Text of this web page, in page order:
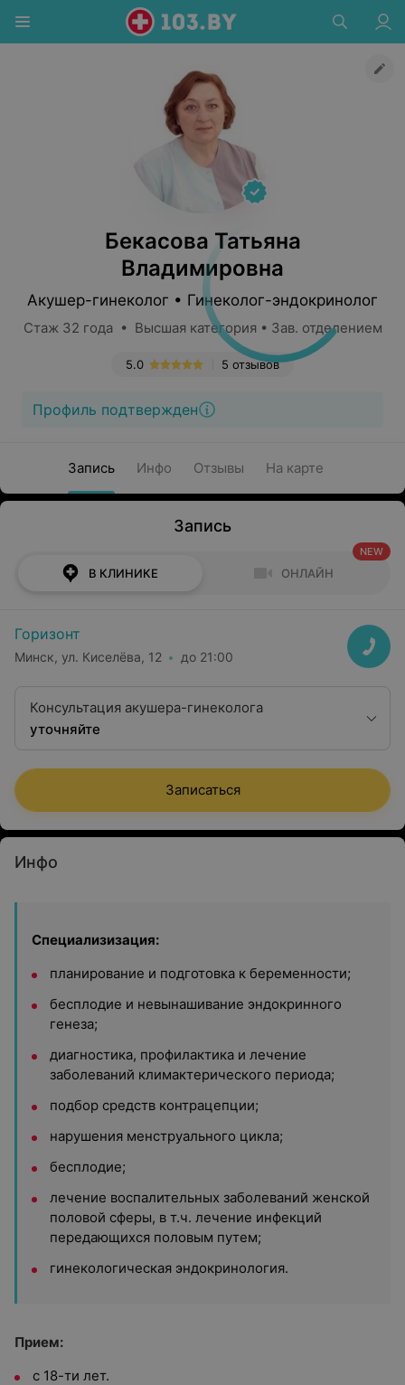
Бекасова Татьяна
Владимировна
Акушер-гинеколог • Гинеколог-эндокринолог
Стаж 32 года • Высшая категория • Зав. отделением
5 отзывов
5.0
Профиль подтвержден
Запись Инфо Отзывы На карте
Запись
В КЛИНИКЕ ОНЛАЙН
NEW
Горизонт
Минск, ул. Киселёва, 12 до 21:00
Консультация акушера-гинеколога
уточняйте
Записаться
Инфо
Специализизация:
планирование и подготовка к беременности;
бесплодие и невынашивание эндокринного
генеза;
диагностика, профилактика и лечение
заболеваний климактерического периода;
подбор средств контрацепции;
нарушения менструального цикла;
бесплодие;
лечение воспалительных заболеваний женской
половой сферы, в т.ч. лечение инфекций
передающихся половым путем;
гинекологическая эндокринология.
Прием:
с 18-ти лет.